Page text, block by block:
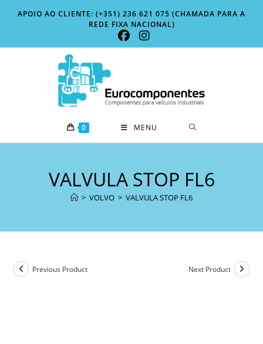
APOIO AO CLIENTE: (+351) 236 621 075 (CHAMADA PARA A
REDE FIXA NACIONAL)
0 MENU
VALVULA STOP FL6
> VOLVO > VALVULA STOP FL6
Previous Product Next Product